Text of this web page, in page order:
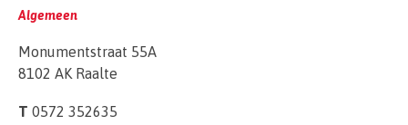
Algemeen
Monumentstraat 55A
8102 AK Raalte
T 0572 352635